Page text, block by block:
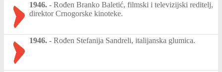
1946. - Rođen Branko Baletić, filmski i televizijski reditelj,
direktor Crnogorske kinoteke.
1946. - Rođen Stefanija Sandreli, italijanska glumica.